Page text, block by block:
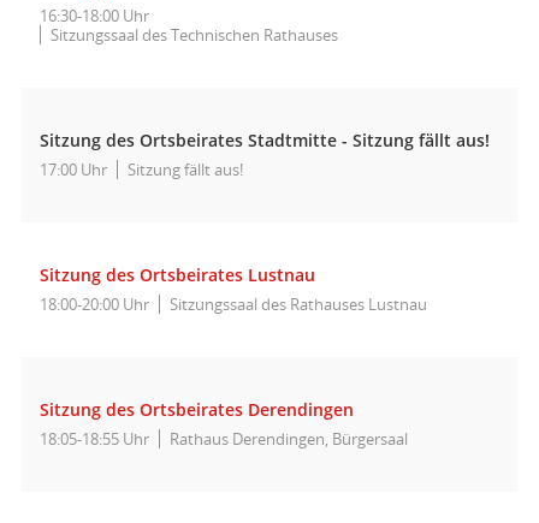
16:30-18:00 Uhr
Sitzungssaal des Technischen Rathauses
Sitzung des Ortsbeirates Stadtmitte - Sitzung fällt aus!
17:00 Uhr Sitzung fällt aus!
Sitzung des Ortsbeirates Lustnau
18:00-20:00 Uhr Sitzungssaal des Rathauses Lustnau
Sitzung des Ortsbeirates Derendingen
18:05-18:55 Uhr Rathaus Derendingen, Bürgersaal